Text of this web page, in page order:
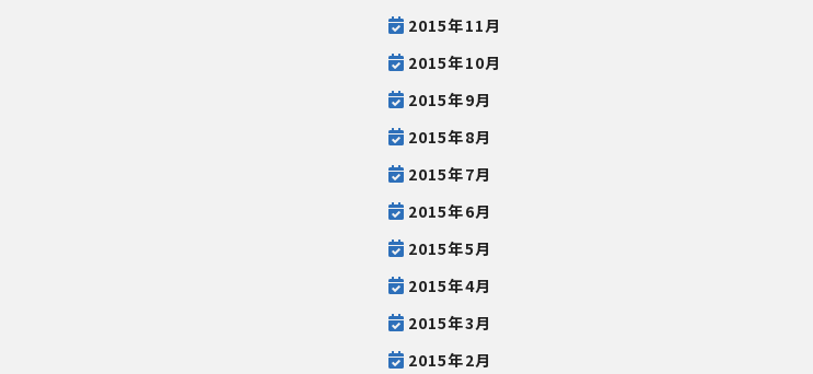
2015年11月
2015年10月
2015年9月
2015年8月
2015年7月
2015年6月
2015年5月
2015年4月
2015年3月
2015年2月